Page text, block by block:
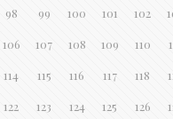
98 99 100 101 102
106 107 108 109 110
114 115 116 117 118
122 123 124 125 126